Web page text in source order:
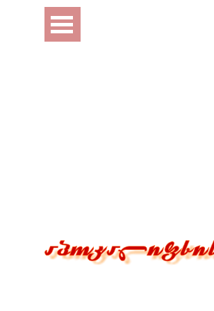
Перейти к контенту
Пропустить меню